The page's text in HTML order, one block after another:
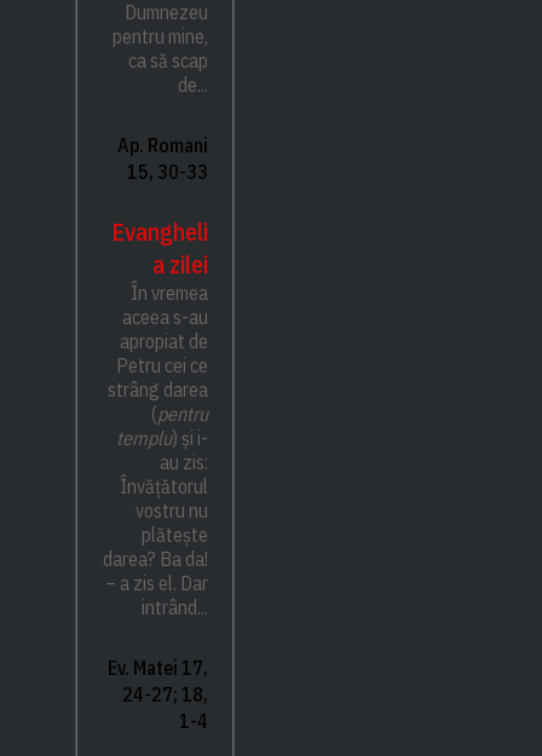
Dumnezeu
pentru mine,
ca să scap
de...
Ap. Romani
15, 30-33
Evangheli
a zilei
În vremea
aceea s-au
apropiat de
Petru cei ce
strâng darea
(pentru
templu) și i-
au zis:
Învățătorul
vostru nu
plătește
darea? Ba da!
– a zis el. Dar
intrând...
Ev. Matei 17,
24-27; 18,
1-4